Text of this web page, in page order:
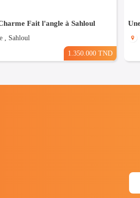
Fait l'angle à Sahloul
, Sahloul
1.350.000 TND